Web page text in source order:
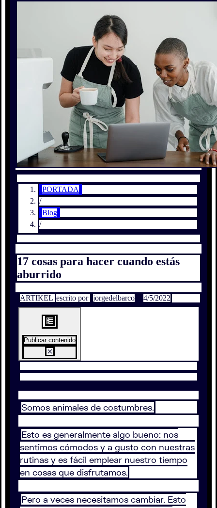
PORTADA
/
Blog
/
17 cosas para hacer cuando estás
aburrido
ARTIKEL escrito por jorgedelbarco 4/5/2022
Publicar contenido
Somos animales de costumbres.
Esto es generalmente algo bueno: nos
sentimos cómodos y a gusto con nuestras
rutinas y es fácil emplear nuestro tiempo
en cosas que disfrutamos.
Pero a veces necesitamos cambiar. Esto